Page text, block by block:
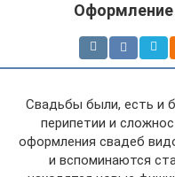
Свадьбы были, есть и
перипетии и
оформления свадеб
и вспоминаются